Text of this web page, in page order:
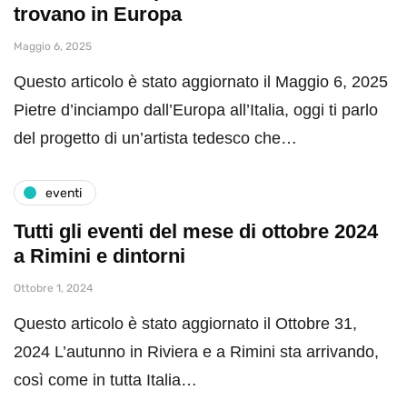
trovano in Europa
Maggio 6, 2025
Questo articolo è stato aggiornato il Maggio 6, 2025
Pietre d’inciampo dall’Europa all’Italia, oggi ti parlo
del progetto di un’artista tedesco che…
eventi
Tutti gli eventi del mese di ottobre 2024
a Rimini e dintorni
Ottobre 1, 2024
Questo articolo è stato aggiornato il Ottobre 31,
2024 L’autunno in Riviera e a Rimini sta arrivando,
così come in tutta Italia…